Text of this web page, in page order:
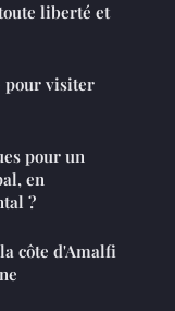
liberté et
pour visiter
pour un
en
?
côte d'Amalfi